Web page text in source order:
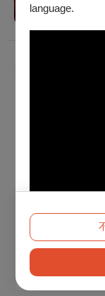
language.
Method 2